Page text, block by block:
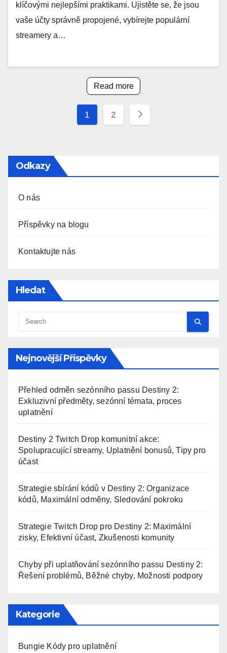
klíčovými nejlepšími praktikami. Ujistěte se, že jsou
vaše účty správně propojené, vybírejte populární
streamery a…
Read more
Posts
1 2
Odkazy
O nás
Příspěvky na blogu
Kontaktujte nás
Hledat
Nejnovější Příspěvky
Přehled odměn sezónního passu Destiny 2:
Exkluzivní předměty, sezónní témata, proces
uplatnění
Destiny 2 Twitch Drop komunitní akce:
Spolupracující streamy, Uplatnění bonusů, Tipy pro
účast
Strategie sbírání kódů v Destiny 2: Organizace
kódů, Maximální odměny, Sledování pokroku
Strategie Twitch Drop pro Destiny 2: Maximální
zisky, Efektivní účast, Zkušenosti komunity
Chyby při uplatňování sezónního passu Destiny 2:
Řešení problémů, Běžné chyby, Možnosti podpory
Kategorie
Bungie Kódy pro uplatnění